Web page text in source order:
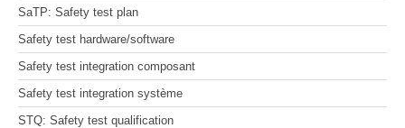
SaTP: Safety test plan
Safety test hardware/software
Safety test integration composant
Safety test integration système
STQ: Safety test qualification